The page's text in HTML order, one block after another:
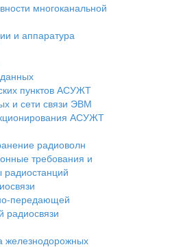
многоканальной
и аппаратура
пунктов АСУЖТ
и сети связи ЭВМ
АСУЖТ
радиоволн
требования и
передающей
радиосвязи
железнодорожных